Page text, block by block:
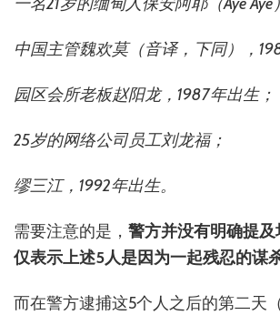
中国主管魏欢莫（音译，下同），
园区会所老板赵阳龙，1987年出生；
25岁的网络公司员工刘龙福；
缪三江， 1992年出生。
需要注意的是， 警方并没有明确提及
仅表示上述5人是因为一起残忍的谋
而在警方逮捕这5个人之后的第二天